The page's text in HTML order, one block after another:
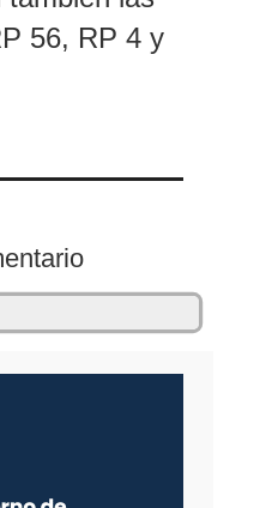
56, RP 4 y